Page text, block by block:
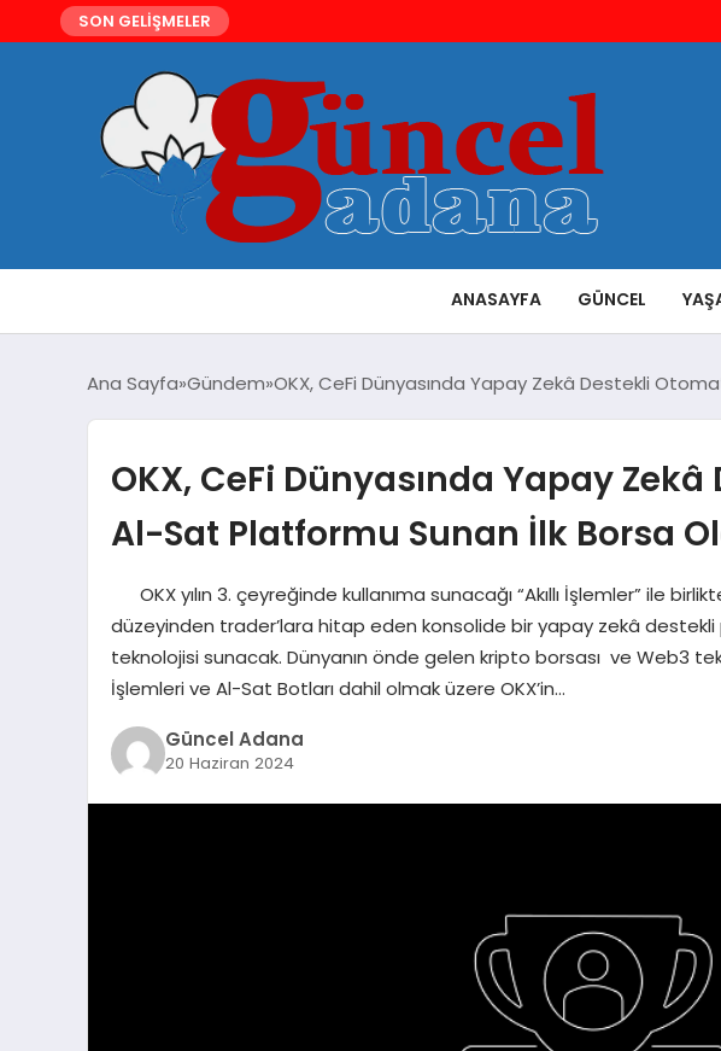
SON GELİŞMELER
ANASAYFA GÜNCEL
Ana Sayfa Gündem OKX, CeFi Dünyasında Yapay Zekâ Destekli
OKX, CeFi Dünyasında Yapay
Al-Sat Platformu Sunan İlk Borsa
OKX yılın 3. çeyreğinde kullanıma sunacağı “Akıllı İşlemler” ile
düzeyinden trader’lara hitap eden konsolide bir yapay zekâ
teknolojisi sunacak. Dünyanın önde gelen kripto borsası ve Web3
İşlemleri ve Al-Sat Botları dahil olmak üzere OKX’in…
Güncel Adana
20 Haziran 2024